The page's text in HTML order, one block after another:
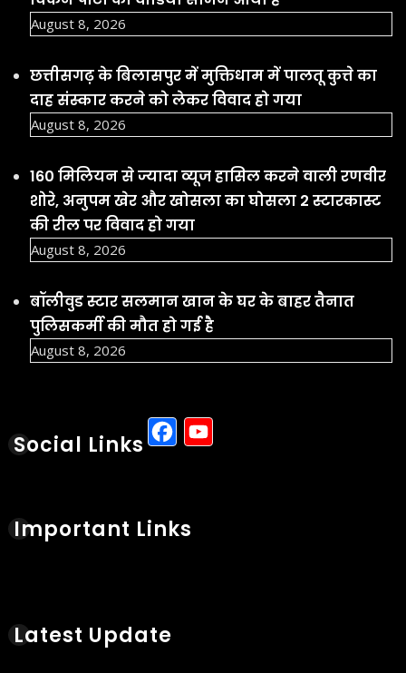
August 8, 2026
छत्तीसगढ़ के बिलासपुर में मुक्तिधाम में पालतू कुत्ते का
दाह संस्कार करने को लेकर विवाद हो गया
August 8, 2026
160 मिलियन से ज्यादा व्यूज हासिल करने वाली रणवीर
शोरे, अनुपम खेर और खोसला का घोसला 2 स्टारकास्ट
की रील पर विवाद हो गया
August 8, 2026
बॉलीवुड स्टार सलमान खान के घर के बाहर तैनात
पुलिसकर्मी की मौत हो गई है
August 8, 2026
Social Links Facebook
Important Links
Latest Update